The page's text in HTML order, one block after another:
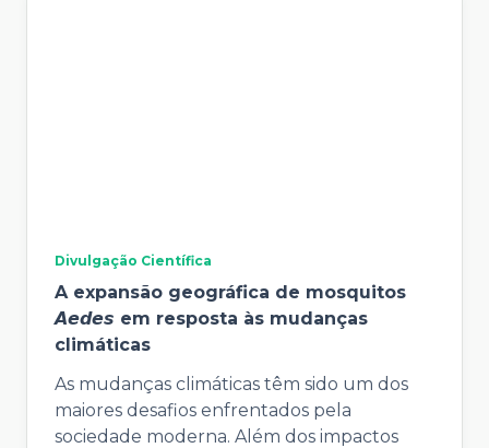
Divulgação Científica
A expansão geográfica de mosquitos
𝘼𝙚𝙙𝙚𝙨 em resposta às mudanças
climáticas
As mudanças climáticas têm sido um dos
maiores desafios enfrentados pela
sociedade moderna. Além dos impactos